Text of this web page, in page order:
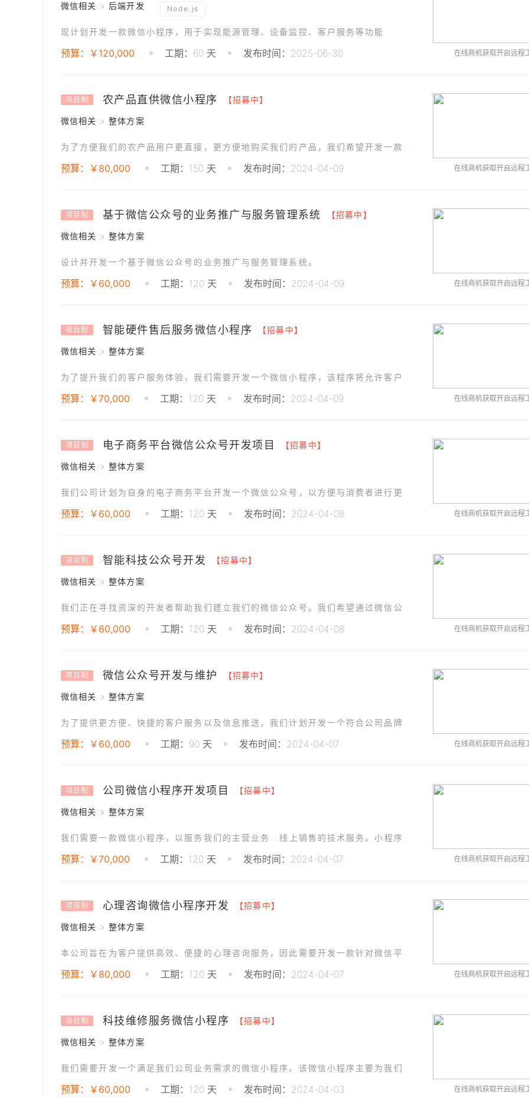
微信相关 > 后端开发 Node.js
现计划开发一款微信小程序，用于实现能源管理、设备监控、客户服务等功能
预算：￥120,000 工期：60 天 发布时间：2025-06-30 在线商机获取开启远程
项目制 农产品直供微信小程序 【招募中】
微信相关 > 整体方案
预算：￥80,000 工期：150 天 发布时间：2024-04-09 在线商机获取开启远程
项目制 基于微信公众号的业务推广与服务管理系统 【招募中】
微信相关 > 整体方案
设计并开发一个基于微信公众号的业务推广与服务管理系统。
预算：￥60,000 工期：120 天 发布时间：2024-04-09 在线商机获取开启远程
项目制 智能硬件售后服务微信小程序 【招募中】
微信相关 > 整体方案
预算：￥70,000 工期：120 天 发布时间：2024-04-09 在线商机获取开启远程
项目制 电子商务平台微信公众号开发项目 【招募中】
微信相关 > 整体方案
预算：￥60,000 工期：120 天 发布时间：2024-04-08 在线商机获取开启远程
项目制 智能科技公众号开发 【招募中】
微信相关 > 整体方案
预算：￥60,000 工期：120 天 发布时间：2024-04-08 在线商机获取开启远程
项目制 微信公众号开发与维护 【招募中】
微信相关 > 整体方案
预算：￥60,000 工期：90 天 发布时间：2024-04-07 在线商机获取开启远程
项目制 公司微信小程序开发项目 【招募中】
微信相关 > 整体方案
预算：￥70,000 工期：120 天 发布时间：2024-04-07 在线商机获取开启远程
项目制 心理咨询微信小程序开发 【招募中】
微信相关 > 整体方案
预算：￥80,000 工期：120 天 发布时间：2024-04-07 在线商机获取开启远程
项目制 科技维修服务微信小程序 【招募中】
微信相关 > 整体方案
预算：￥60,000 工期：120 天 发布时间：2024-04-03 在线商机获取开启远程